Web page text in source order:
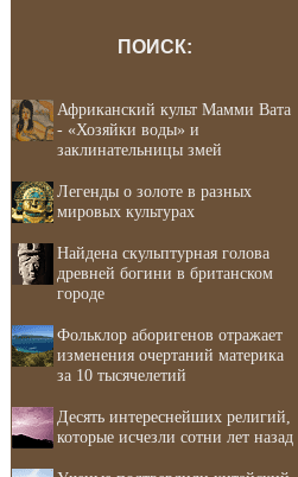
ПОИСК:
Африканский культ Мамми Вата
- «Хозяйки воды» и
заклинательницы змей
Легенды о золоте в разных
мировых культурах
Найдена скульптурная голова
древней богини в британском
городе
Фольклор аборигенов отражает
изменения очертаний материка
за 10 тысячелетий
Десять интереснейших религий,
которые исчезли сотни лет назад